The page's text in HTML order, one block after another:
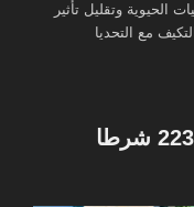
وتقليل تأثير
مع التحديا
لماذا أصبحت شهادة الايزو 22301 شرطا